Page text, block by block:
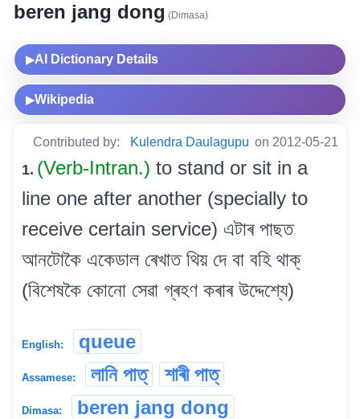
beren jang dong (Dimasa)
▶AI Dictionary Details
▶Wikipedia
Contributed by: Kulendra Daulagupu on 2012-05-21
1. (Verb-Intran.) to stand or sit in a
line one after another (specially to
receive certain service) এটাৰ পাছত
আনটোকৈ একেডাল ৰেখাত থিয় দে বা বহি থাক্
(বিশেষকৈ কোনো সেৱা গ্ৰহণ কৰাৰ উদ্দেশ্যে)
English: queue
Assamese: লানি পাত্ শাৰী পাত্
Dimasa: beren jang dong